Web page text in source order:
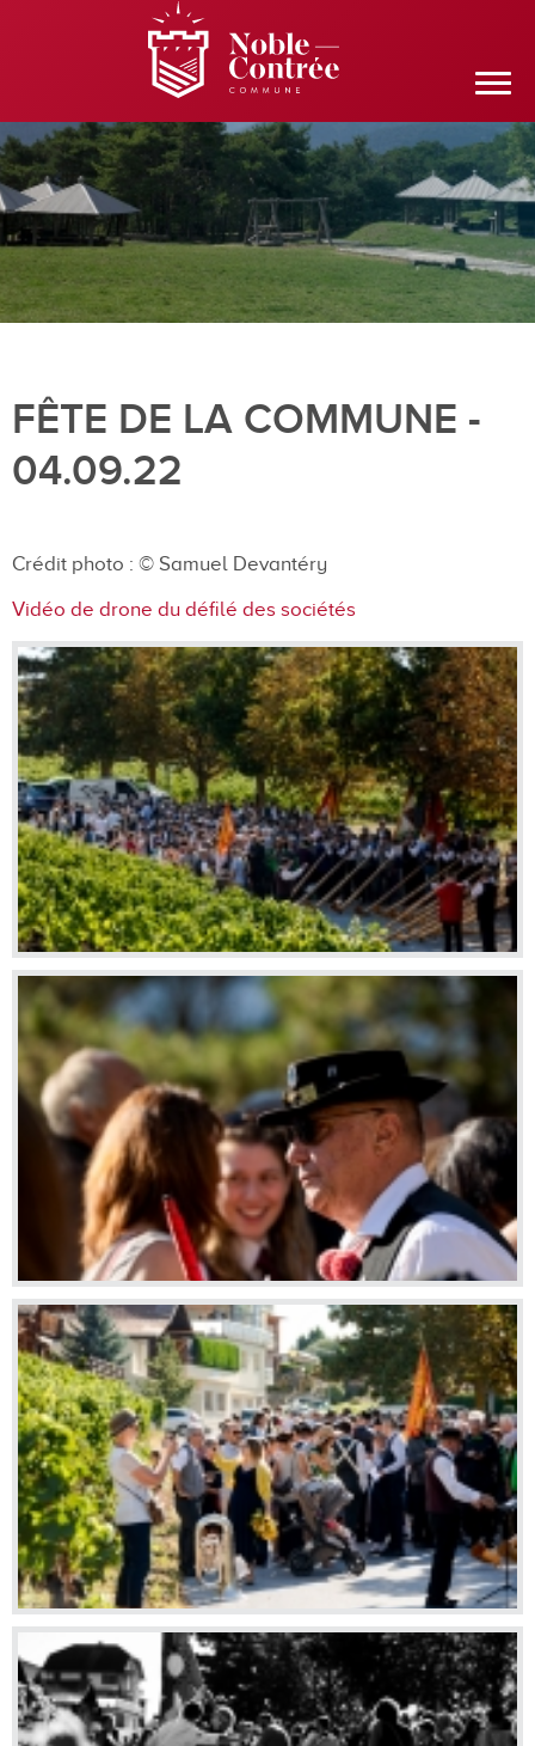
FÊTE DE LA COMMUNE -
04.09.22
Crédit photo : © Samuel Devantéry
Vidéo de drone du défilé des sociétés